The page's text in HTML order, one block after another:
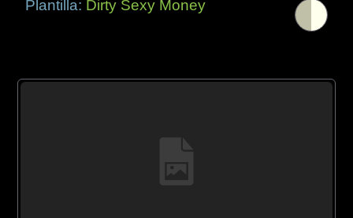
Plantilla: Dirty Sexy Money